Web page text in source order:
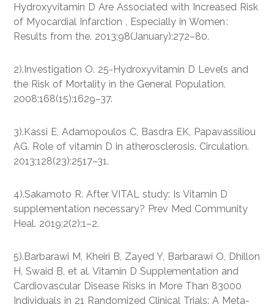
Hydroxyvitamin D Are Associated with Increased Risk
of Myocardial Infarction , Especially in Women :
Results from the. 2013;98(January):272–80.
2).Investigation O. 25-Hydroxyvitamin D Levels and
the Risk of Mortality in the General Population.
2008;168(15):1629–37.
3).Kassi E, Adamopoulos C, Basdra EK, Papavassiliou
AG. Role of vitamin D in atherosclerosis. Circulation.
2013;128(23):2517–31.
4).Sakamoto R. After VITAL study: Is Vitamin D
supplementation necessary? Prev Med Community
Heal. 2019;2(2):1–2.
5).Barbarawi M, Kheiri B, Zayed Y, Barbarawi O, Dhillon
H, Swaid B, et al. Vitamin D Supplementation and
Cardiovascular Disease Risks in More Than 83000
Individuals in 21 Randomized Clinical Trials: A Meta-